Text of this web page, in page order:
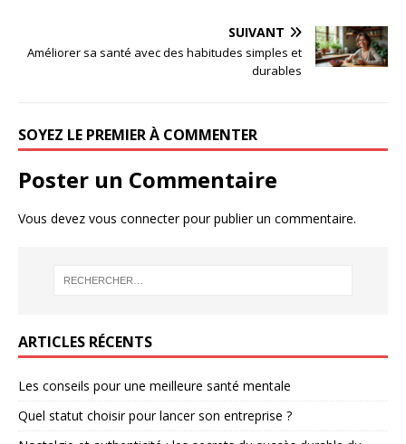
SUIVANT
Améliorer sa santé avec des habitudes simples et
durables
SOYEZ LE PREMIER À COMMENTER
Poster un Commentaire
Vous devez vous connecterpour publier un commentaire.
ARTICLES RÉCENTS
Les conseils pour une meilleure santé mentale
Quel statut choisir pour lancer son entreprise ?